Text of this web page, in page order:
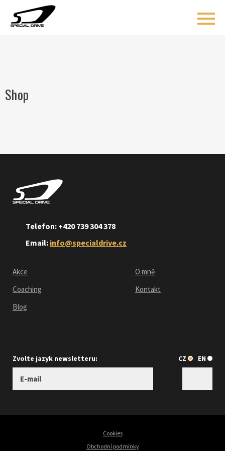
Shop
Telefon: +420 739 304 378
Email: info@specialdrive.cz
Akce
Coaching
Blog
O mně
Kontakt
Zvolte jazyk newsletteru: CZ EN
Cookies
Obchodní podmínky